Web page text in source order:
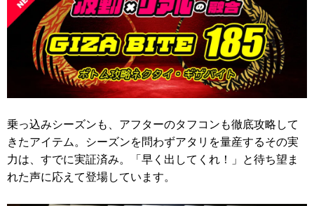
乗っ込みシーズンも、アフターのタフコンも徹底攻略して
きたアイテム。シーズンを問わずアタリを量産するその実
力は、すでに実証済み。「早く出してくれ！」と待ち望ま
れた声に応えて登場しています。